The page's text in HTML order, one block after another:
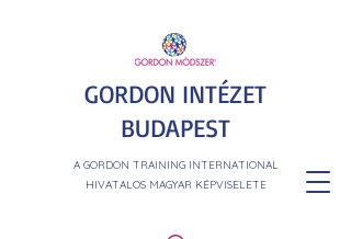
GORDON INTÉZET
BUDAPEST
A GORDON TRAINING INTERNATIONAL
HIVATALOS MAGYAR KÉPVISELETE